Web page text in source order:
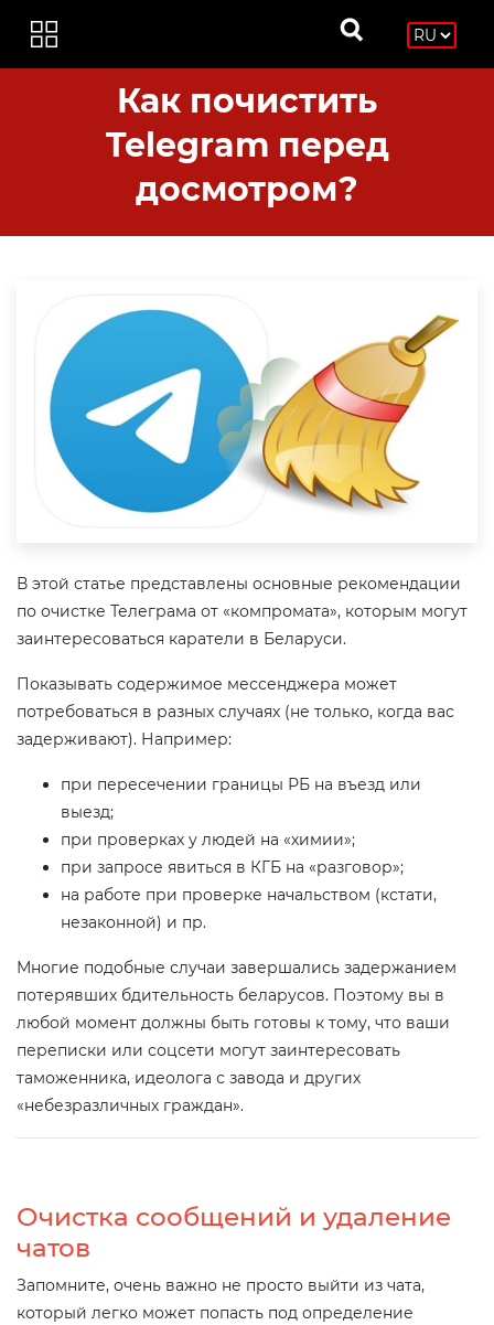
Как почистить
Telegram перед
досмотром?
В этой статье представлены основные рекомендации
по очистке Телеграма от «компромата», которым могут
заинтересоваться каратели в Беларуси.
Показывать содержимое мессенджера может
потребоваться в разных случаях (не только, когда вас
задерживают). Например:
при пересечении границы РБ на въезд или
выезд;
при проверках у людей на «химии»;
при запросе явиться в КГБ на «разговор»;
на работе при проверке начальством (кстати,
незаконной) и пр.
Многие подобные случаи завершались задержанием
потерявших бдительность беларусов. Поэтому вы в
любой момент должны быть готовы к тому, что ваши
переписки или соцсети могут заинтересовать
таможенника, идеолога с завода и других
«небезразличных граждан».
Очистка сообщений и удаление
чатов
Запомните, очень важно не просто выйти из чата,
который легко может попасть под определение